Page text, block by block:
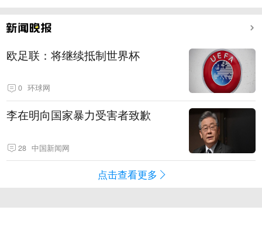
欧足联：将继续抵制世界杯
0 环球网
李在明向国家暴力受害者致歉
28 中国新闻网
点击查看更多